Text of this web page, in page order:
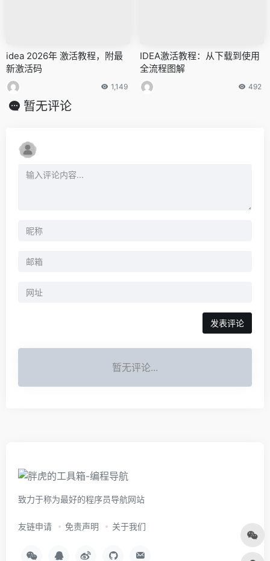
idea 2026年 激活教程，附最
新激活码
1,149
IDEA激活教程：从下载到使用
全流程图解
492
暂无评论
暂无评论...
致力于称为最好的程序员导航网站
友链申请 免责声明 关于我们